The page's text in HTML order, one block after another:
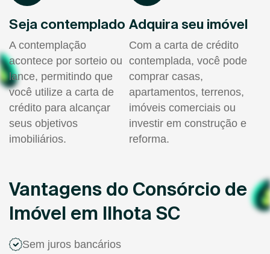
Seja contemplado
A contemplação
acontece por sorteio ou
lance, permitindo que
você utilize a carta de
crédito para alcançar
seus objetivos
imobiliários.
Adquira seu imóvel
Com a carta de crédito
contemplada, você pode
comprar casas,
apartamentos, terrenos,
imóveis comerciais ou
investir em construção e
reforma.
Vantagens do Consórcio de
Imóvel em Ilhota SC
Sem juros bancários